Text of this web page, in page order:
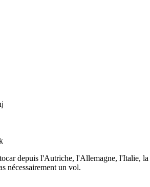
depuis l'Autriche, l'Allemagne, l'Italie,
nécessairement un vol.